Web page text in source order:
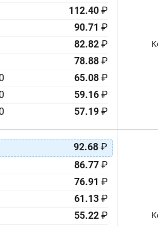
112.40 ₽
90.71 ₽
82.82 ₽
78.88 ₽
65.08 ₽
59.16 ₽
57.19 ₽
92.68 ₽
86.77 ₽
76.91 ₽
61.13 ₽
55.22 ₽